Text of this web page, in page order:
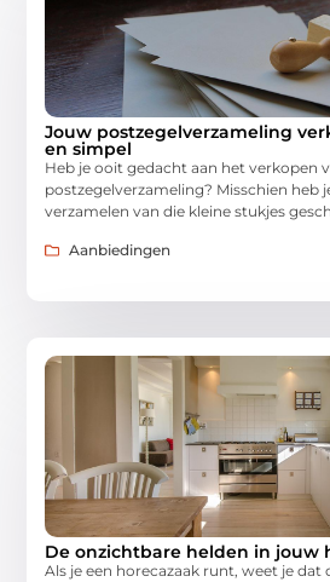
Jouw postzegelverzameling
en simpel
Heb je ooit gedacht aan het verkopen
postzegelverzameling? Misschien heb
verzamelen van die kleine stukjes
Aanbiedingen
De onzichtbare helden in jouw
Als je een horecazaak runt, weet je dat